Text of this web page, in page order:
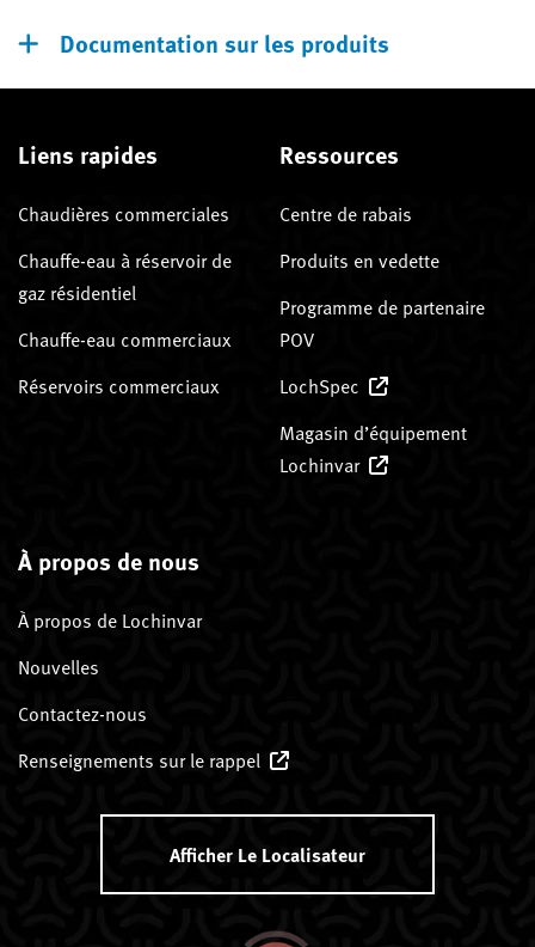
Documentation sur les produits
Liens rapides
Chaudières commerciales
Chauffe-eau à réservoir de
gaz résidentiel
Chauffe-eau commerciaux
Réservoirs commerciaux
Ressources
Centre de rabais
Produits en vedette
Programme de partenaire
POV
LochSpec
Magasin d’équipement
Lochinvar
À propos de nous
À propos de Lochinvar
Nouvelles
Contactez-nous
Renseignements sur le rappel
Afficher Le Localisateur